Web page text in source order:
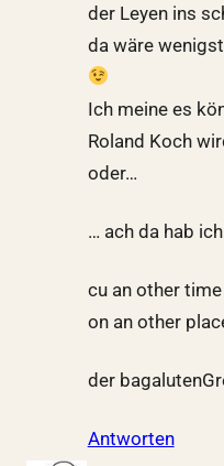
der Leyen ins
da wäre
Ich meine es
Roland Koch
oder…
… ach da hab
cu an other time
on an other
der
Antworten